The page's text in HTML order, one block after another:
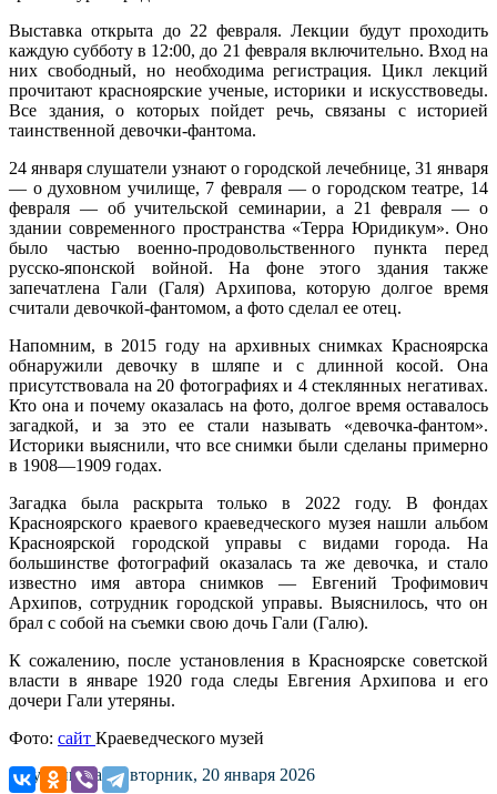
Выставка открыта до 22 февраля. Лекции будут проходить
каждую субботу в 12:00, до 21 февраля включительно. Вход на
них свободный, но необходима регистрация. Цикл лекций
прочитают красноярские ученые, историки и искусствоведы.
Все здания, о которых пойдет речь, связаны с историей
таинственной девочки-фантома.
24 января слушатели узнают о городской лечебнице, 31 января
— о духовном училище, 7 февраля — о городском театре, 14
февраля — об учительской семинарии, а 21 февраля — о
здании современного пространства «Терра Юридикум». Оно
было частью военно-продовольственного пункта перед
русско-японской войной. На фоне этого здания также
запечатлена Гали (Галя) Архипова, которую долгое время
считали девочкой-фантомом, а фото сделал ее отец.
Напомним, в 2015 году на архивных снимках Красноярска
обнаружили девочку в шляпе и с длинной косой. Она
присутствовала на 20 фотографиях и 4 стеклянных негативах.
Кто она и почему оказалась на фото, долгое время оставалось
загадкой, и за это ее стали называть «девочка-фантом».
Историки выяснили, что все снимки были сделаны примерно
в 1908—1909 годах.
Загадка была раскрыта только в 2022 году. В фондах
Красноярского краевого краеведческого музея нашли альбом
Красноярской городской управы с видами города. На
большинстве фотографий оказалась та же девочка, и стало
известно имя автора снимков — Евгений Трофимович
Архипов, сотрудник городской управы. Выяснилось, что он
брал с собой на съемки свою дочь Гали (Галю).
К сожалению, после установления в Красноярске советской
власти в январе 1920 года следы Евгения Архипова и его
дочери Гали утеряны.
Фото: сайт Краеведческого музей
Опубликовано: вторник, 20 января 2026